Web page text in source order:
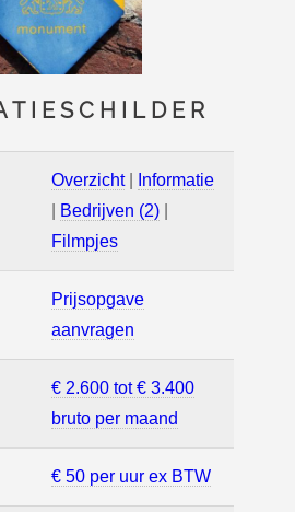
Overzicht|
Informatie
Bedrijven (2)
Filmpjes
Prijsopgave
aanvragen
€ 2.600 tot € 3.400
bruto per maand
€ 50 per uur ex BTW